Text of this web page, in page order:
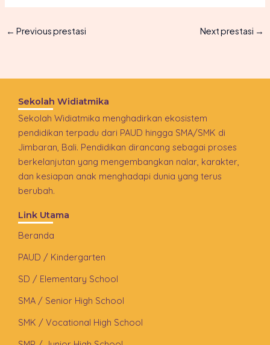
← Previous prestasi Next prestasi →
Sekolah Widiatmika
Sekolah Widiatmika menghadirkan ekosistem
pendidikan terpadu dari PAUD hingga SMA/SMK di
Jimbaran, Bali. Pendidikan dirancang sebagai proses
berkelanjutan yang mengembangkan nalar, karakter,
dan kesiapan anak menghadapi dunia yang terus
berubah.
Link Utama
Beranda
PAUD / Kindergarten
SD / Elementary School
SMA / Senior High School
SMK / Vocational High School